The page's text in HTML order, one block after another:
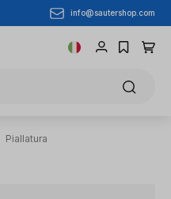
info@sautershop.com
Piallatura